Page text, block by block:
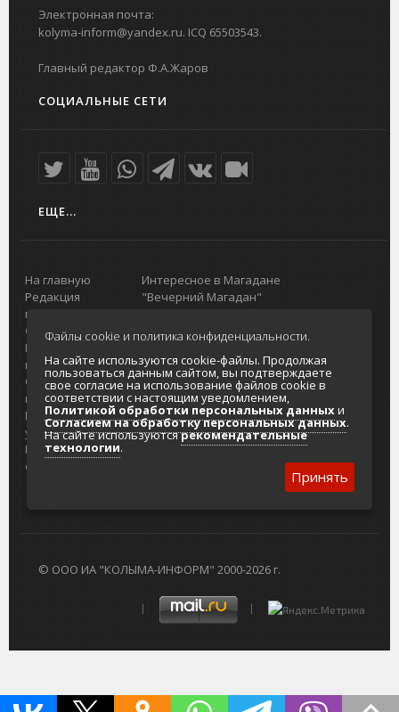
Электронная почта:
kolyma-inform@yandex.ru. ICQ 65503543.
Главный редактор Ф.А.Жаров
СОЦИАЛЬНЫЕ СЕТИ
ЕЩЕ...
На главную
Редакция
портала
О проекте
Реклама на
портале
Отзывы и
предложения
Интернет-
услуги
Разработка
сайтов
Интересное в Магадане
"Вечерний Магадан"
Городская доска объявлений
Реклама
Главный туристический портал
Колымы
Политика в отношении обработки
персональных данных
Согласие на обработку персональных
данных
© ООО ИА "КОЛЫМА-ИНФОРМ" 2000-2026 г.
Файлы cookie и политика конфиденциальности.
На сайте используются cookie-файлы. Продолжая
пользоваться данным сайтом, вы подтверждаете
свое согласие на использование файлов cookie в
соответствии с настоящим уведомлением,
Политикой обработки персональных данныхи
Согласием на обработку персональных данных.
На сайте используютсярекомендательные
технологии.
Принять